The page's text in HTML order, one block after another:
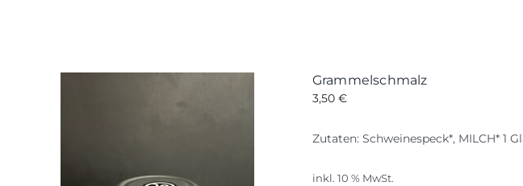
können
Grammelschmalz
3,50 €
Zutaten: Schweinespeck*, MILCH* 1
inkl. 10 % MwSt.